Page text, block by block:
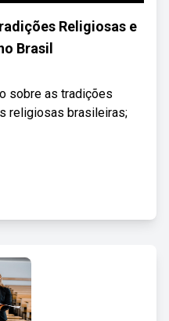
Religiosas e
Brasil
sobre as tradições
religiosas brasileiras;